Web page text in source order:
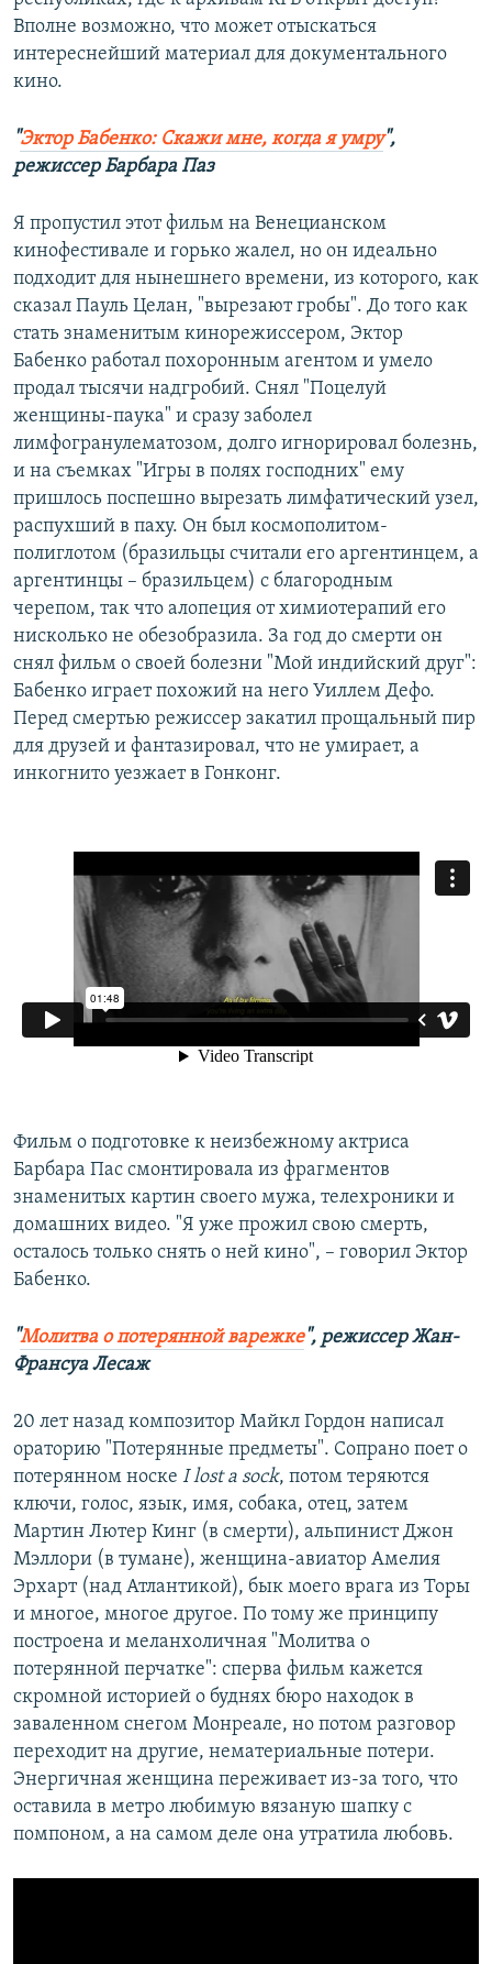
Вполне возможно, что может отыскаться
интереснейший материал для документального
кино.​
"Эктор Бабенко: Скажи мне, когда я умру",
режиссер Барбара Паз
Я пропустил этот фильм на Венецианском
кинофестивале и горько жалел, но он идеально
подходит для нынешнего времени, из которого, как
сказал Пауль Целан, "вырезают гробы". До того как
стать знаменитым кинорежиссером, Эктор
Бабенко работал похоронным агентом и умело
продал тысячи надгробий. Снял "Поцелуй
женщины-паука" и сразу заболел
лимфогранулематозом, долго игнорировал болезнь,
и на съемках "Игры в полях господних" ему
пришлось поспешно вырезать лимфатический узел,
распухший в паху. Он был космополитом-
полиглотом (бразильцы считали его аргентинцем, а
аргентинцы – бразильцем) с благородным
черепом, так что алопеция от химиотерапий его
нисколько не обезобразила. За год до смерти он
снял фильм о своей болезни "Мой индийский друг":
Бабенко играет похожий на него Уиллем Дефо.
Перед смертью режиссер закатил прощальный пир
для друзей и фантазировал, что не умирает, а
инкогнито уезжает в Гонконг. ​
Фильм о подготовке к неизбежному актриса
Барбара Пас смонтировала из фрагментов
знаменитых картин своего мужа, телехроники и
домашних видео. "Я уже прожил свою смерть,
осталось только снять о ней кино", – говорил Эктор
Бабенко.​
"Молитва о потерянной варежке", режиссер Жан-
Франсуа Лесаж​
20 лет назад композитор Майкл Гордон написал
ораторию "Потерянные предметы". Сопрано поет о
потерянном носке I lost a sock, потом теряются
ключи, голос, язык, имя, собака, отец, затем
Мартин Лютер Кинг (в смерти), альпинист Джон
Мэллори (в тумане), женщина-авиатор Амелия
Эрхарт (над Атлантикой), бык моего врага из Торы
и многое, многое другое. По тому же принципу
построена и меланхоличная "Молитва о
потерянной перчатке": сперва фильм кажется
скромной историей о буднях бюро находок в
заваленном снегом Монреале, но потом разговор
переходит на другие, нематериальные потери.
Энергичная женщина переживает из-за того, что
оставила в метро любимую вязаную шапку с
помпоном, а на самом деле она утратила любовь.​